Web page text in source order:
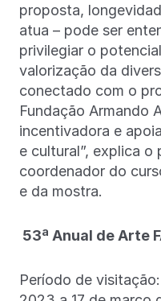
proposta,
atua – pode ser
privilegiar o
valorização da
conectado com o
Fundação Armando
incentivadora e
e cultural”, explica
coordenador do
e da mostra.
53ª Anual de Arte
Período de